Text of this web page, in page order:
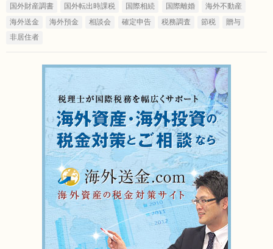
国外財産調書
国外転出時課税 国際相続 国際離婚
海外不動産
海外送金
海外預金 相談会 確定申告 税務調査 節税
贈与
非居住者